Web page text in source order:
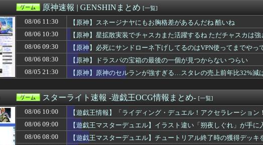
おっさん「昔のゲーム売ってくれえええええ😭（買わない）」
老害「ペルソナ2面白いぞ」ワイ「昔のゲームなんて絶対つまんないやんwww」
これきらい！
【艦これ】深夜のゴーヤ画像スレ
もちづきさんアニメ化←これが炎上しない理由
【ウマ娘】ステゴ限定は許してないからな
【艦これ】差し入れゴトさん 他
「キングダムハーツに似すぎているゲーム」が賛否両論 パクリ？リスペクト
【悲報】『Windows』、ついにトップから転落…MS離れが加速
尾田栄一郎、新人漫画家に喝「31ページの漫画を描くのに何をウダウダやってる
【ウマ娘】カレンチャンフィギュア、マイケル・ジャクソンみたいになってし
【城プロ】[夏]パンデモニウム[改壱] 特技：巨大化する度に射程内の味方の攻撃...
【FE万紫千紅】セテス…一体誰なんだ…すごい見覚えのあるキャラ多い
【原神】原神のセルランが強すぎる…スタレの売上前年比32%減はヤバすぎだ
【モンハンワイルズ】Nintendo Switch 2版モンスターハンターワイ...
原神速報 | GENSHINまとめ [一覧]
08/06 11:30
【原神】スネージナヤにもお胸格差があるんだね 酷いね
08/06 10:30
【原神】星拡散実装でチャスカまた活躍するね ただチャスカは
08/06 09:30
【原神】必死にサンドローネ下げしてるのはVPN使ってまでや
潮
08/06 08:30
【原神】ドラスパの宝箱の最後の一個が見つからない つらい
08/05 21:30
【原神】原神のセルランが強すぎる…スタレの売上前年比32%減
スターライト速報 -遊戯王OCG情報まとめ- [一覧]
08/06 10:00
【遊戯王情報】「ライディング・デュエル！アクセラレーション
08/06 09:00
【遊戯王マスターデュエル】イラスト違い「朔夜しぐれ」が手
08/06 08:00
【遊戯王マスターデュエル】チュートリアル終了時の獲得デッキ